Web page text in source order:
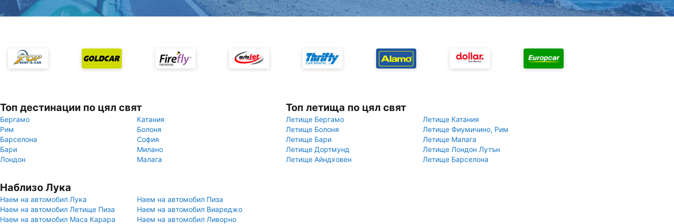
Топ дестинации по цял свят
Бергамо
Катания
Рим
Болоня
Барселона
София
Бари
Милано
Лондон
Малага
Топ летища по цял свят
Летище Бергамо
Летище Катания
Летище Болоня
Летище Фиумичино, Рим
Летище Бари
Летище Малага
Летище Дортмунд
Летище Лондон Лутън
Летище Айндховен
Летище Барселона
Наблизо Лука
Наем на автомобил Лука
Наем на автомобил Пиза
Наем на автомобил Летище Пиза
Наем на автомобил Виареджо
Наем на автомобил Маса Карара
Наем на автомобил Ливорно